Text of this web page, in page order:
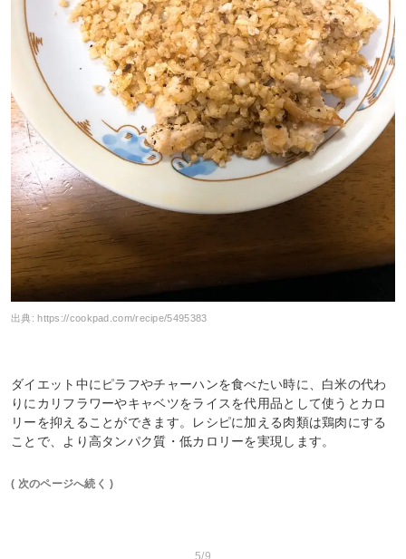
出典:https://cookpad.com/recipe/5495383
ダイエット中にピラフやチャーハンを食べたい時に、白米の代わ
りにカリフラワーやキャベツをライスを代用品として使うとカロ
リーを抑えることができます。レシピに加える肉類は鶏肉にする
ことで、より高タンパク質・低カロリーを実現します。
( 次のページへ続く )
5/9